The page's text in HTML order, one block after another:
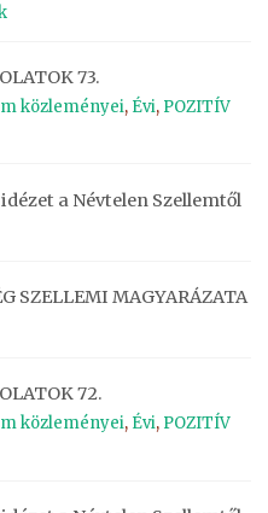
73.
közleményei, Évi, POZITÍV
a Névtelen Szellemtől
SZELLEMI MAGYARÁZATA
72.
közleményei, Évi, POZITÍV